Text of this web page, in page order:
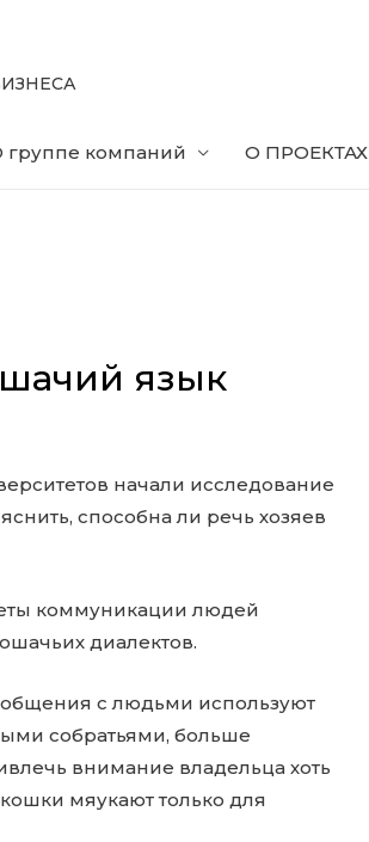
группе компаний О ПРОЕКТАХ
язык
начали исследование
способна ли речь хозяев
коммуникации людей
диалектов.
с людьми используют
собратьями, больше
внимание владельца хоть
мяукают только для